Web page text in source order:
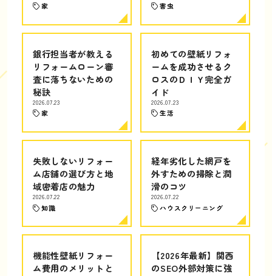
家 害虫
銀行担当者が教える
リフォームローン審
査に落ちないための
秘訣
2026.07.23
家
初めての壁紙リフォ
ームを成功させるク
ロスのＤＩＹ完全ガ
イド
2026.07.23
生活
失敗しないリフォー
ム店舗の選び方と地
域密着店の魅力
2026.07.22
知識
経年劣化した網戸を
外すための掃除と潤
滑のコツ
2026.07.22
ハウスクリーニング
機能性壁紙リフォー
ム費用のメリットと
【2026年最新】関西
のSEO外部対策に強